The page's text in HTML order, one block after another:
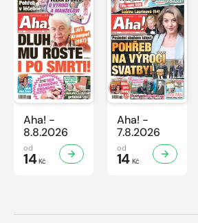
Aha! -
8.8.2026
od
14Kč
Aha! -
7.8.2026
od
14Kč